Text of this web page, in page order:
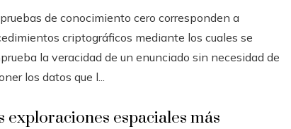
de conocimiento cero corresponden a
criptográficos mediante los cuales se
la veracidad de un enunciado sin necesidad de
los datos que l...
exploraciones espaciales más